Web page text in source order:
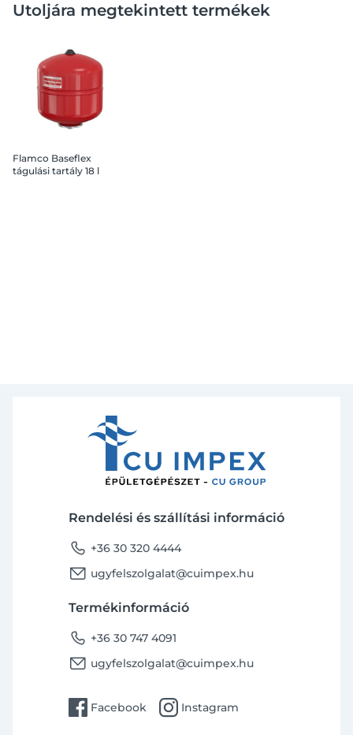
Utoljára megtekintett termékek
Flamco Baseflex
tágulási tartály 18 l
Rendelési és szállítási információ
phone +36 30 320 4444
email ugyfelszolgalat@cuimpex.hu
Termékinformáció
phone +36 30 747 4091
email ugyfelszolgalat@cuimpex.hu
facebook Facebook instagram Instagram